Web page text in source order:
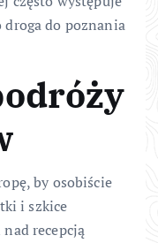
do poznania
by osobiście
i szkice
recepcją